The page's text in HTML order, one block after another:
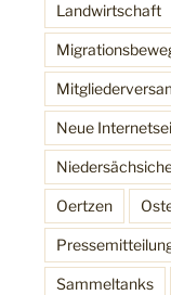
Landwirtschaft
Neue
Oertzen
Sammeltanks